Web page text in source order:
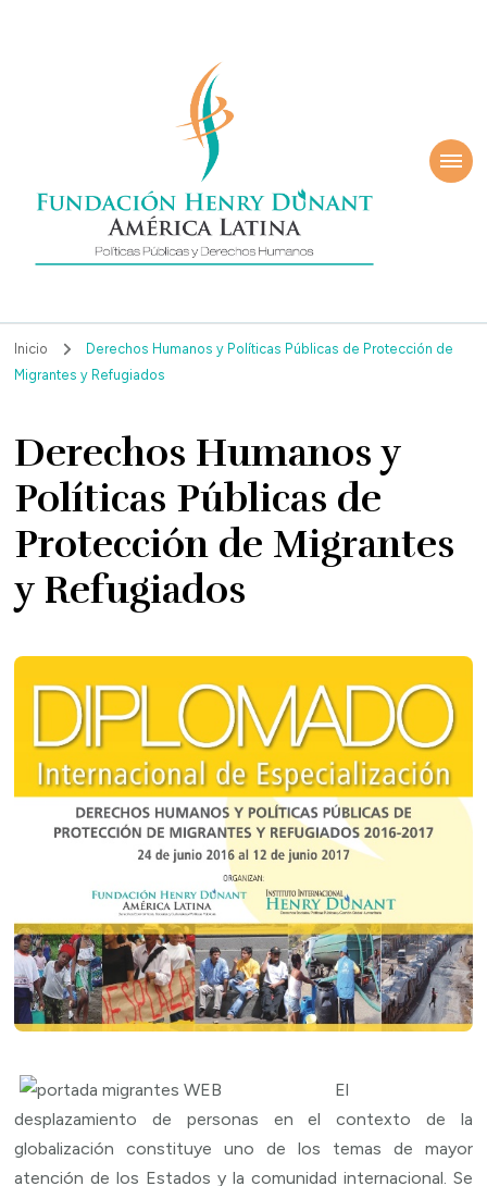
Henry
América Latina
Inicio
Derechos Humanos y Políticas Públicas de Protección de
Migrantes y Refugiados
Derechos Humanos y
Políticas Públicas de
Protección de Migrantes
y Refugiados
El
desplazamiento de personas en el contexto de la
globalización constituye uno de los temas de mayor
atención de los Estados y la comunidad internacional. Se